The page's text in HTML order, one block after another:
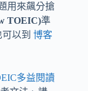
用來飆分搶
TOEIC)準
以到 博客
多益閱讀